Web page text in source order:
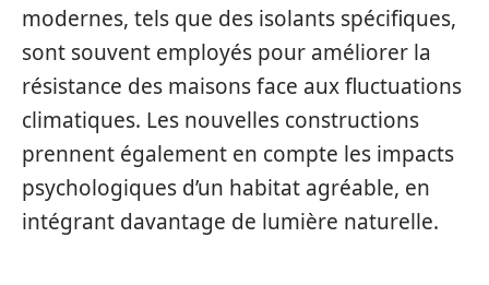
modernes, tels que des isolants spécifiques,
sont souvent employés pour améliorer la
résistance des maisons face aux fluctuations
climatiques. Les nouvelles constructions
prennent également en compte les impacts
psychologiques d’un habitat agréable, en
intégrant davantage de lumière naturelle.